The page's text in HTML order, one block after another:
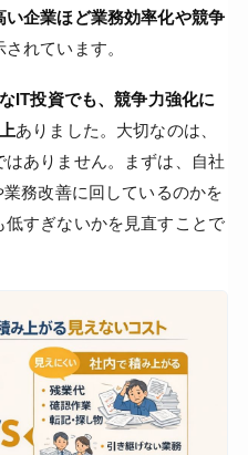
企業ほど業務効率化や競争
されています。
IT投資でも、競争力強化に
ありました。大切なのは、
ありません。まずは、自社
務改善に回しているのかを
すぎないかを見直すことで